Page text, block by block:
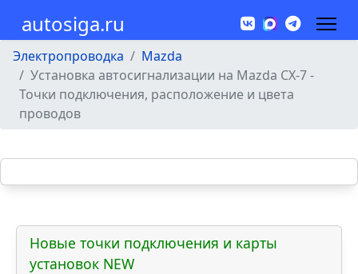
autosiga.ru
Электропроводка
Mazda
Установка автосигнализации на Mazda CX-7 -
Точки подключения, расположение и цвета
проводов
Новые точки подключения и карты
установок NEW